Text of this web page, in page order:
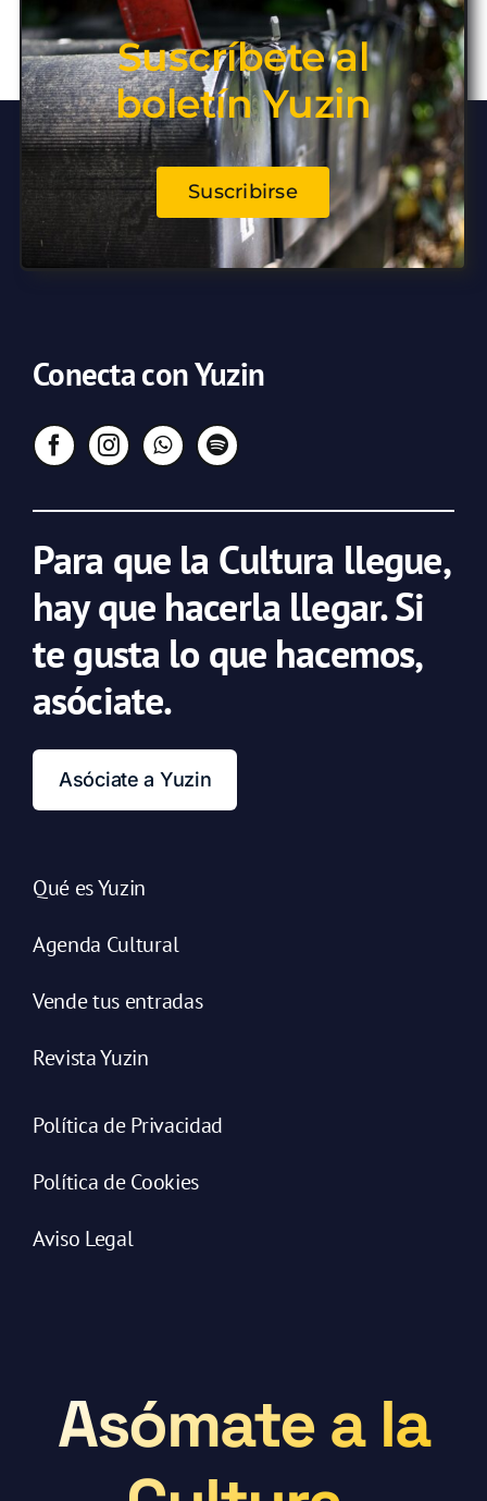
Suscríbete al
boletín Yuzin
Suscribirse
Conecta con Yuzin
Para que la Cultura llegue,
hay que hacerla llegar. Si
te gusta lo que hacemos,
asóciate.
Asóciate a Yuzin
Qué es Yuzin
Agenda Cultural
Vende tus entradas
Revista Yuzin
Política de Privacidad
Política de Cookies
Aviso Legal
Asómate a la